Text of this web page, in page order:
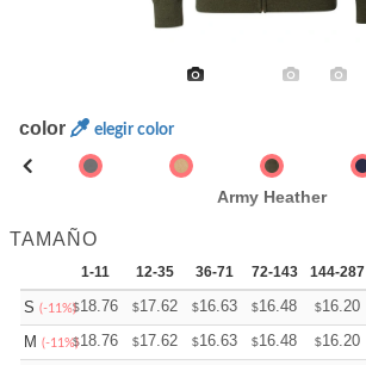
color elegir color
Army Heather
TAMAÑO
1-11 12-35 36-71 72-143 144-287
S (-11%)$18.76 $17.62 $16.63 $16.48 $16.20
M (-11%)$18.76 $17.62 $16.63 $16.48 $16.20